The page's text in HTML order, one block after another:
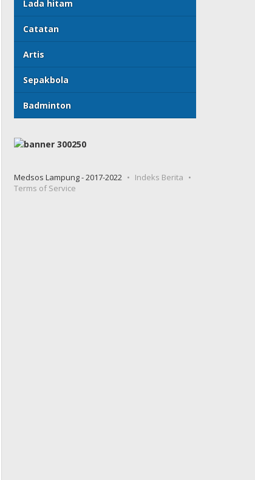
Lada hitam
Catatan
Artis
Sepakbola
Badminton
Medsos Lampung - 2017-2022
Indeks Berita
Terms of Service